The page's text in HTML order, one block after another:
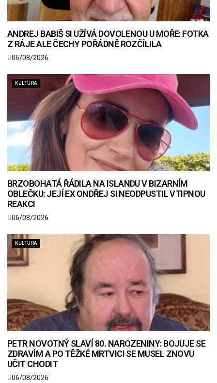
ANDREJ BABIŠ SI UŽÍVÁ DOVOLENOU U MOŘE: FOTKA
Z RÁJE ALE ČECHY POŘÁDNĚ ROZČÍLILA
06/08/2026
KULTURA
BRZOBOHATÁ ŘÁDILA NA ISLANDU V BIZARNÍM
OBLEČKU: JEJÍ EX ONDŘEJ SI NEODPUSTIL VTIPNOU
REAKCI
06/08/2026
KULTURA
PETR NOVOTNÝ SLAVÍ 80. NAROZENINY: BOJUJE SE
ZDRAVÍM A PO TĚŽKÉ MRTVICI SE MUSEL ZNOVU
UČIT CHODIT
06/08/2026